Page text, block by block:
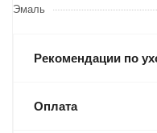
Эмаль
Рекомендации по
Оплата